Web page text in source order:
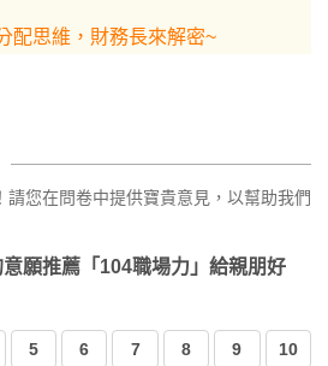
配思維，財務長來解密~
請您在問卷中提供寶貴意見，以幫助我們
願推薦「104職場力」給親朋好
5 6 7 8 9 10